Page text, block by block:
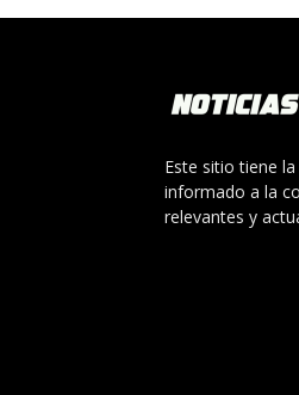
Este sitio tiene
informado a la
relevantes y